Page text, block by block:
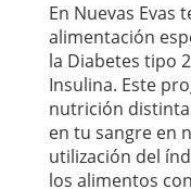
En Nuevas Evas
alimentación
la Diabetes tipo
Insulina. Este
nutrición
en tu sangre en
utilización del
los alimentos